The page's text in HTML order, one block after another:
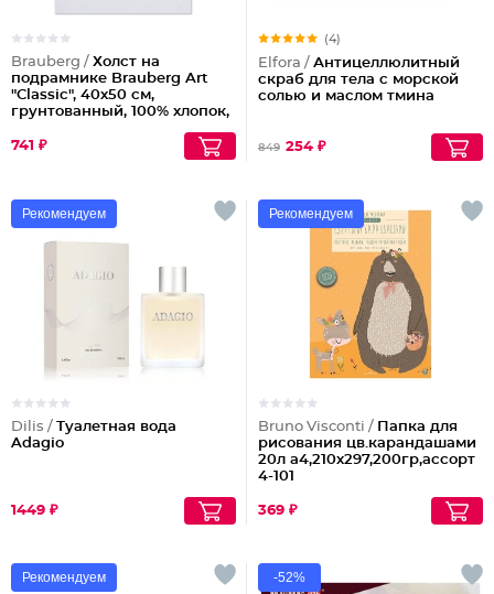
Brauberg / Холст на
подрамнике Brauberg Art
"Classic", 40х50 см,
грунтованный, 100% хлопок,
741 ₽
(4)
Elfora / Антицеллюлитный
скраб для тела с морской
солью и маслом тмина
849 254 ₽
Рекомендуем
Dilis / Туалетная вода
Adagio
1449 ₽
Рекомендуем
Bruno Visconti / Папка для
рисования цв.карандашами
20л а4,210х297,200гр,ассорт
4-101
369 ₽
Рекомендуем -52%